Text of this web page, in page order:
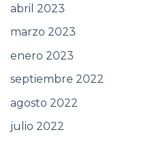
abril 2023
marzo 2023
enero 2023
septiembre 2022
agosto 2022
julio 2022